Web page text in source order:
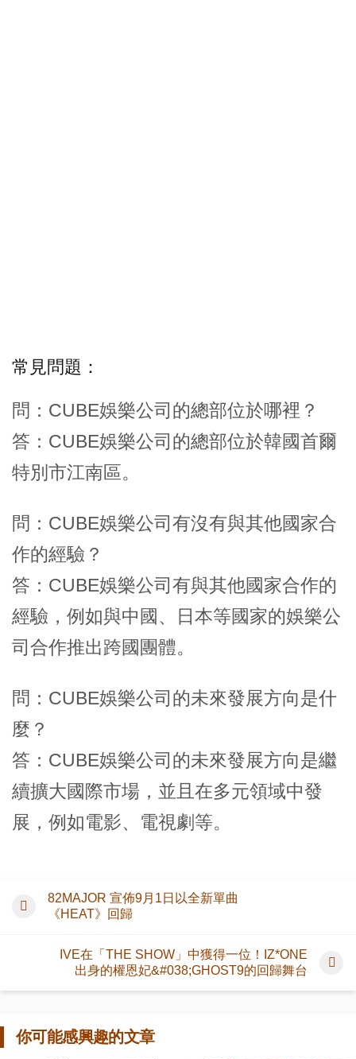
常見問題：
問：CUBE娛樂公司的總部位於哪裡？
答：CUBE娛樂公司的總部位於韓國首爾
特別市江南區。
問：CUBE娛樂公司有沒有與其他國家合
作的經驗？
答：CUBE娛樂公司有與其他國家合作的
經驗，例如與中國、日本等國家的娛樂公
司合作推出跨國團體。
問：CUBE娛樂公司的未來發展方向是什
麼？
答：CUBE娛樂公司的未來發展方向是繼
續擴大國際市場，並且在多元領域中發
展，例如電影、電視劇等。
82MAJOR 宣佈9月1日以全新單曲
《HEAT》回歸
IVE在「THE SHOW」中獲得一位！IZ*ONE
出身的權恩妃&#038;GHOST9的回歸舞台
你可能感興趣的文章